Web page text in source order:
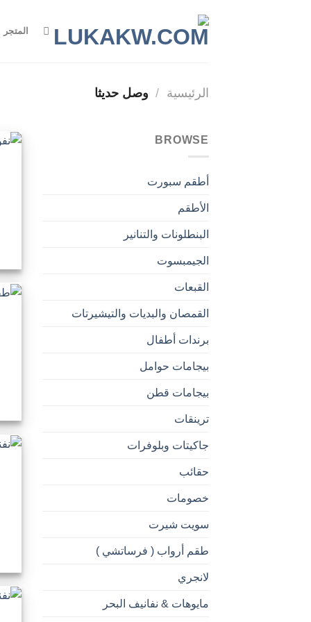
المتجر
الرئيسية / وصل حديثا
BROWSE
أطقم سبورت
الأطقم
البنطلونات والتنانير
الجيمبسوت
القبعات
القمصان والبديات والتيشيرتات
برندات أطفال
بيجامات حوامل
بيجامات قطن
ترينقات
جاكيتات وبلوفرات
حقائب
خصومات
سويت شيرت
طقم أرواب ( فرساتشي )
لانجري
مايوهات & نفانيف البحر